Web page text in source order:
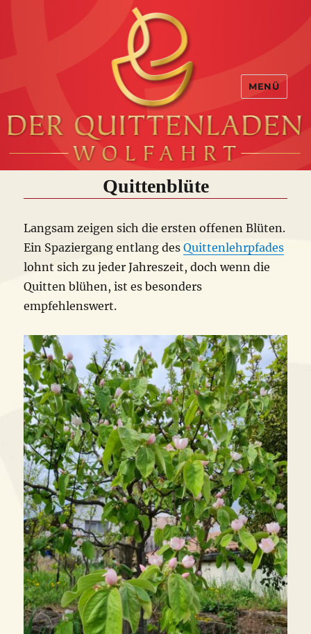
MENÜ
Quittenblüte
Langsam zeigen sich die ersten offenen Blüten.
Ein Spaziergang entlang desQuittenlehrpfades
lohnt sich zu jeder Jahreszeit, doch wenn die
Quitten blühen, ist es besonders
empfehlenswert.